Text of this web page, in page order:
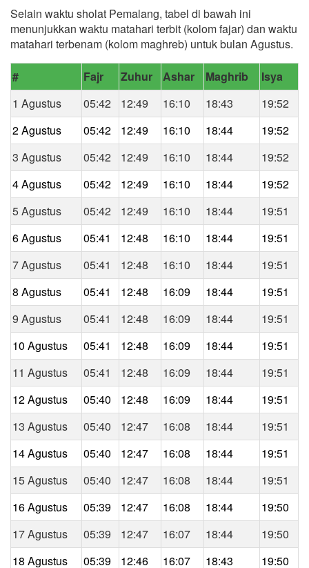
Selain waktu sholat Pemalang, tabel di bawah ini
menunjukkan waktu matahari terbit (kolom fajar) dan waktu
matahari terbenam (kolom maghreb) untuk bulan Agustus.
# Fajr Zuhur Ashar Maghrib
Isya
1 Agustus
05:42 12:49 16:10 18:43
19:52
2 Agustus
05:42 12:49 16:10 18:44
19:52
3 Agustus
05:42 12:49 16:10 18:44
19:52
4 Agustus
05:42 12:49 16:10 18:44
19:52
5 Agustus
05:42 12:49 16:10 18:44
19:51
6 Agustus
05:41 12:48 16:10 18:44
19:51
7 Agustus
05:41 12:48 16:10 18:44
19:51
8 Agustus
05:41 12:48 16:09 18:44
19:51
9 Agustus
05:41 12:48 16:09 18:44
19:51
10 Agustus
05:41 12:48 16:09 18:44
19:51
11 Agustus
05:41 12:48 16:09 18:44
19:51
12 Agustus
05:40 12:48 16:09 18:44
19:51
13 Agustus
05:40 12:47 16:08 18:44
19:51
14 Agustus
05:40 12:47 16:08 18:44
19:51
15 Agustus
05:40 12:47 16:08 18:44
19:51
16 Agustus
05:39 12:47 16:08 18:44
19:50
17 Agustus
05:39 12:47 16:07 18:44
19:50
18 Agustus
05:39 12:46 16:07 18:43 19:50